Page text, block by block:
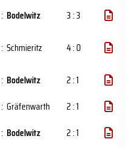
: Bodelwitz
3 : 3
: Schmieritz
4 : 0
: Bodelwitz
2 : 1
: Gräfenwarth
2 : 1
: Bodelwitz
2 : 1